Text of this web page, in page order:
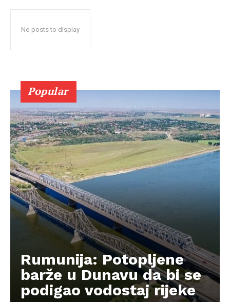
No posts to display
Popular
Rumunija: Potopljene
barže u Dunavu da bi se
podigao vodostaj rijeke